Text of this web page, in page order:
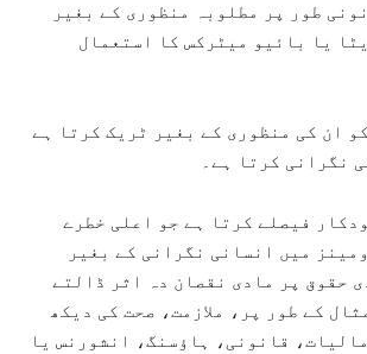
طور پر مطلوبہ منظوری کے بغیر
یا بائیو میٹرکس کا استعمال
ان کی منظوری کے بغیر ٹریک کرتا ہے
نگرانی کرتا ہے۔
فیصلے کرتا ہے جو اعلی خطرے
میں انسانی نگرانی کے بغیر
حقوق پر مادی نقصان دہ اثر ڈالتے
کے طور پر، ملازمت، صحت کی دیکھ
قانونی، ہاؤسنگ، انشورنس یا